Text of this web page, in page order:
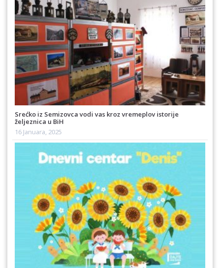
Srećko iz Semizovca vodi vas kroz vremeplov istorije
željeznica u BiH
16 Januara, 2025